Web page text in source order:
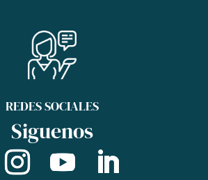
REDES SOCIALES
Siguenos